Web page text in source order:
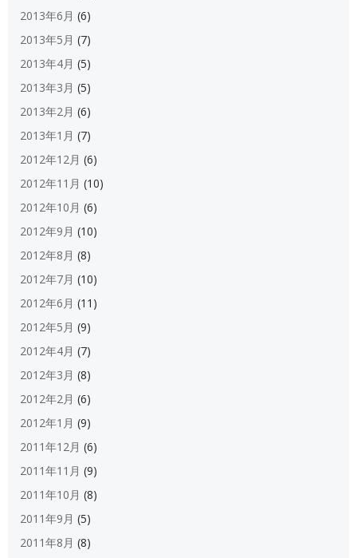
2013年6月 (6)
2013年5月 (7)
2013年4月 (5)
2013年3月 (5)
2013年2月 (6)
2013年1月 (7)
2012年12月 (6)
2012年11月 (10)
2012年10月 (6)
2012年9月 (10)
2012年8月 (8)
2012年7月 (10)
2012年6月 (11)
2012年5月 (9)
2012年4月 (7)
2012年3月 (8)
2012年2月 (6)
2012年1月 (9)
2011年12月 (6)
2011年11月 (9)
2011年10月 (8)
2011年9月 (5)
2011年8月 (8)